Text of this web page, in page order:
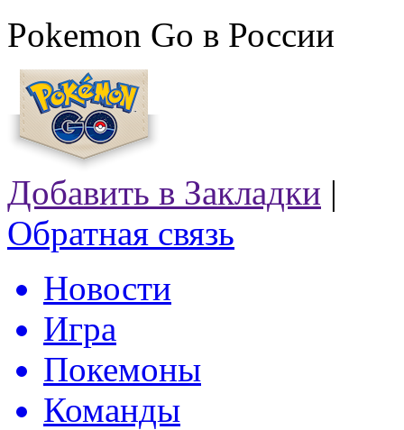
Pokemon Go в России
Добавить в Закладки |
Обратная связь
Новости
Игра
Покемоны
Команды